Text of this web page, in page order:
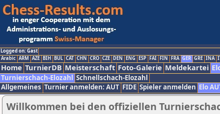
Logged on: Gast
Arabic ARM AZE BIH BUL CAT CHN CRO CZE DEN ENG ESP FAI FIN FRA GER GRE INA
Home TurnierDB Meisterschaft Foto-Galerie Meldekartei
Turnierschach-Elozahl Schnellschach-Elozahl
Allgemeines Turnier anmelden: AUT FIDE Spieler anmelden Elo
Willkommen bei den offiziellen